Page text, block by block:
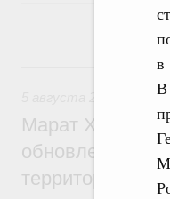
в
В
Марат
обновлено в
территорий